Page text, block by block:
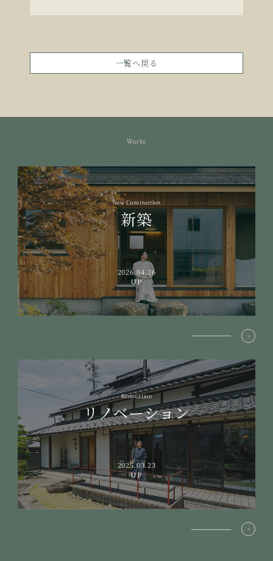
一覧へ戻る
Works
New Construction
新築
2026.04.26
UP
Renovation
リノベーション
2025.03.23
UP